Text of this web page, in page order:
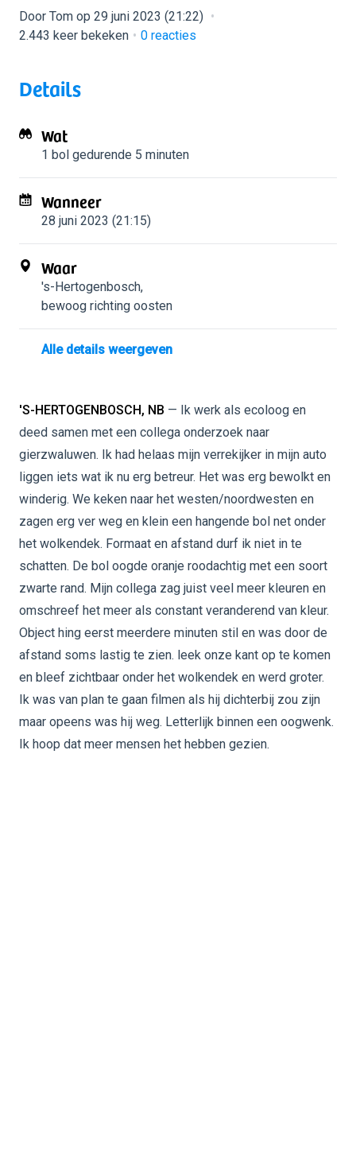
Door Tom op 29 juni 2023 (21:22)
2.443 keer bekeken
0 reacties
Details
Wat
1 bol gedurende 5 minuten
Wanneer
28 juni 2023 (21:15)
Waar
's-Hertogenbosch,
bewoog richting oosten
Alle details weergeven
'S-HERTOGENBOSCH, NB — Ik werk als ecoloog en
deed samen met een collega onderzoek naar
gierzwaluwen. Ik had helaas mijn verrekijker in mijn auto
liggen iets wat ik nu erg betreur. Het was erg bewolkt en
winderig. We keken naar het westen/noordwesten en
zagen erg ver weg en klein een hangende bol net onder
het wolkendek. Formaat en afstand durf ik niet in te
schatten. De bol oogde oranje roodachtig met een soort
zwarte rand. Mijn collega zag juist veel meer kleuren en
omschreef het meer als constant veranderend van kleur.
Object hing eerst meerdere minuten stil en was door de
afstand soms lastig te zien. leek onze kant op te komen
en bleef zichtbaar onder het wolkendek en werd groter.
Ik was van plan te gaan filmen als hij dichterbij zou zijn
maar opeens was hij weg. Letterlijk binnen een oogwenk.
Ik hoop dat meer mensen het hebben gezien.